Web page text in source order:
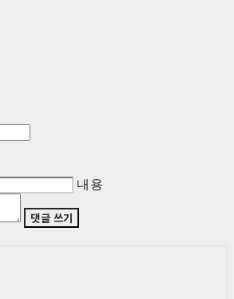
내용
댓글 쓰기